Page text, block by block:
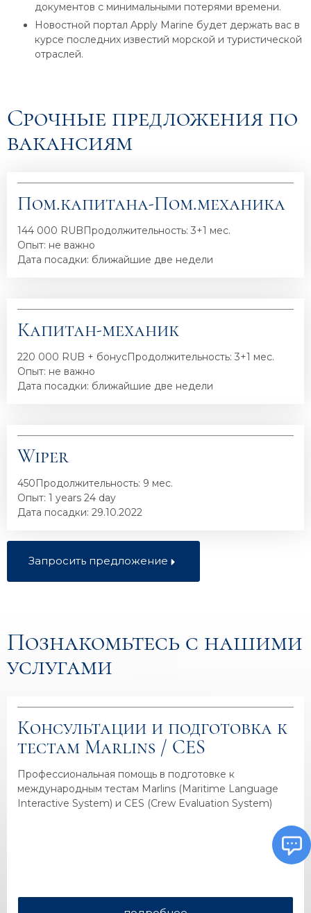
документов с минимальными потерями времени.
Новостной портал Apply Marine будет держать вас в
курсе последних известий морской и туристической
отраслей.
Срочные предложения по
вакансиям
Пом.капитана-Пом.механика
144 000 RUBПродолжительность: 3+1 мес.
Опыт: не важно
Дата посадки: ближайшие две недели
Капитан-механик
220 000 RUB + бонусПродолжительность: 3+1 мес.
Опыт: не важно
Дата посадки: ближайшие две недели
Wiper
450Продолжительность: 9 мес.
Опыт: 1 years 24 day
Дата посадки: 29.10.2022
Запросить предложение
Познакомьтесь с нашими
услугами
Консультации и подготовка к
тестам Marlins / CES
Профессиональная помощь в подготовке к
международным тестам Marlins (Maritime Language
Interactive System) и CES (Crew Evaluation System)